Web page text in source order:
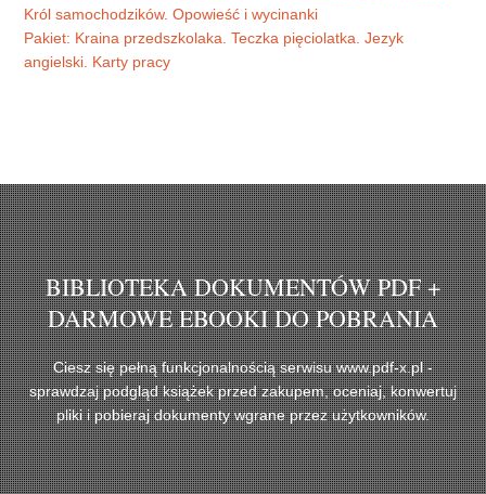
Król samochodzików. Opowieść i wycinanki
Pakiet: Kraina przedszkolaka. Teczka pięciolatka. Jezyk
angielski. Karty pracy
BIBLIOTEKA DOKUMENTÓW PDF +
DARMOWE EBOOKI DO POBRANIA
Ciesz się pełną funkcjonalnością serwisu www.pdf-x.pl -
sprawdzaj podgląd książek przed zakupem, oceniaj, konwertuj
pliki i pobieraj dokumenty wgrane przez użytkowników.